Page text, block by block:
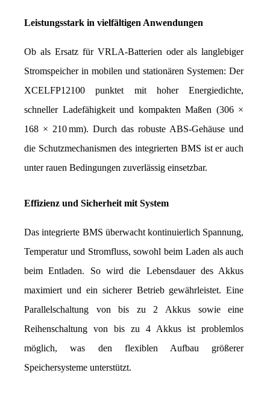
Leistungsstark in vielfältigen Anwendungen
Ob als Ersatz für VRLA-Batterien oder als langlebiger
Stromspeicher in mobilen und stationären Systemen: Der
XCELFP12100 punktet mit hoher Energiedichte,
schneller Ladefähigkeit und kompakten Maßen (306 ×
168 × 210 mm). Durch das robuste ABS-Gehäuse und
die Schutzmechanismen des integrierten BMS ist er auch
unter rauen Bedingungen zuverlässig einsetzbar.
Effizienz und Sicherheit mit System
Das integrierte BMS überwacht kontinuierlich Spannung,
Temperatur und Stromfluss, sowohl beim Laden als auch
beim Entladen. So wird die Lebensdauer des Akkus
maximiert und ein sicherer Betrieb gewährleistet. Eine
Parallelschaltung von bis zu 2 Akkus sowie eine
Reihenschaltung von bis zu 4 Akkus ist problemlos
möglich, was den flexiblen Aufbau größerer
Speichersysteme unterstützt.